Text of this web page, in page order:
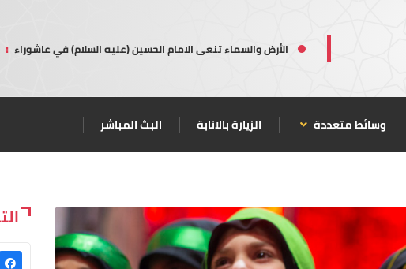
الأرض والسماء تنعى الامام الحسين (عليه السلام) في عاشوراء :
وسائط متعددة الزيارة بالانابة البث المباشر